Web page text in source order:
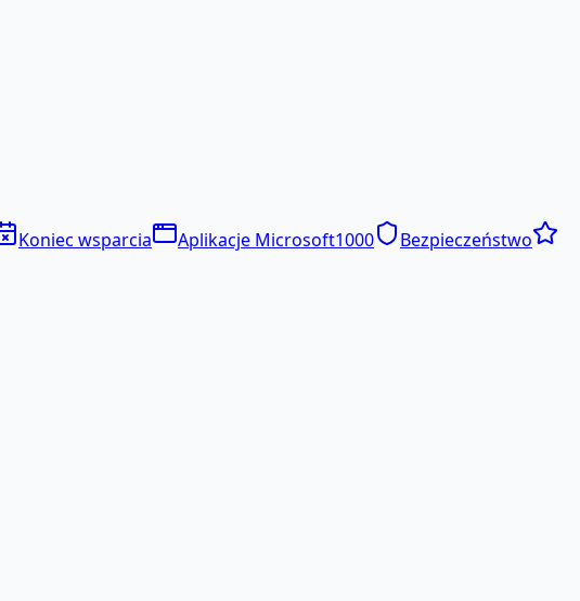
Koniec wsparcia Aplikacje Microsoft1000
Bezpieczeństwo